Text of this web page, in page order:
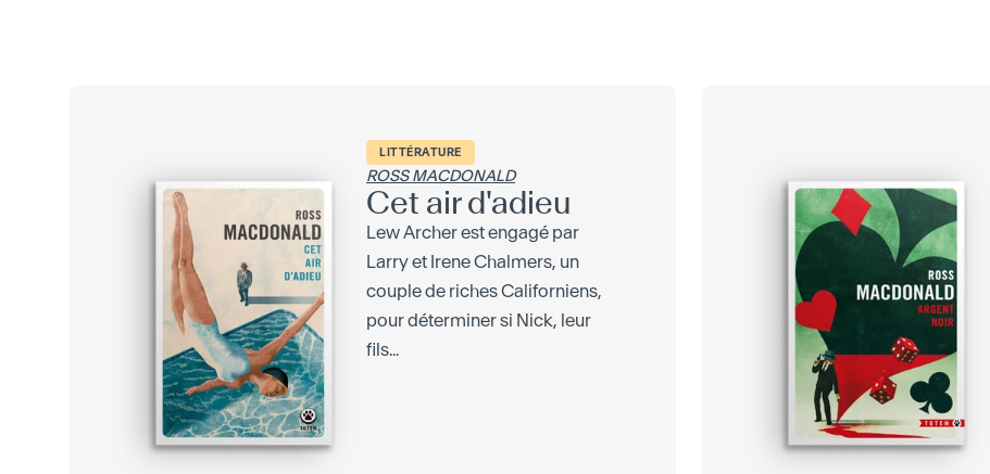
LITTÉRATURE
ROSS MACDONALD
Cet air d'adieu
Lew Archer est engagé par
Larry et Irene Chalmers, un
couple de riches Californiens,
pour déterminer si Nick, leur
fils...